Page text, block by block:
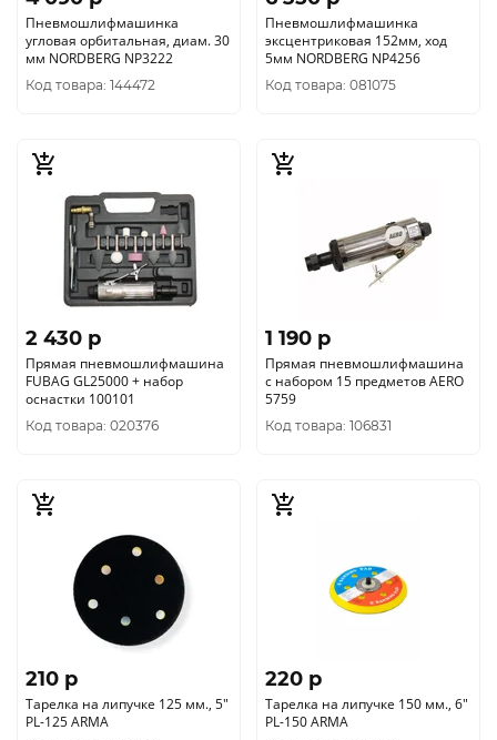
Пневмошлифмашинка
угловая орбитальная, диам. 30
мм NORDBERG NP3222
Код товара: 144472
Пневмошлифмашинка
эксцентриковая 152мм, ход
5мм NORDBERG NP4256
Код товара: 081075
2 430 p
Прямая пневмошлифмашина
FUBAG GL25000 + набор
оснастки 100101
Код товара: 020376
1 190 p
Прямая пневмошлифмашина
с набором 15 предметов AERO
5759
Код товара: 106831
210 p
Тарелка на липучке 125 мм., 5"
PL-125 ARMA
220 p
Тарелка на липучке 150 мм., 6"
PL-150 ARMA